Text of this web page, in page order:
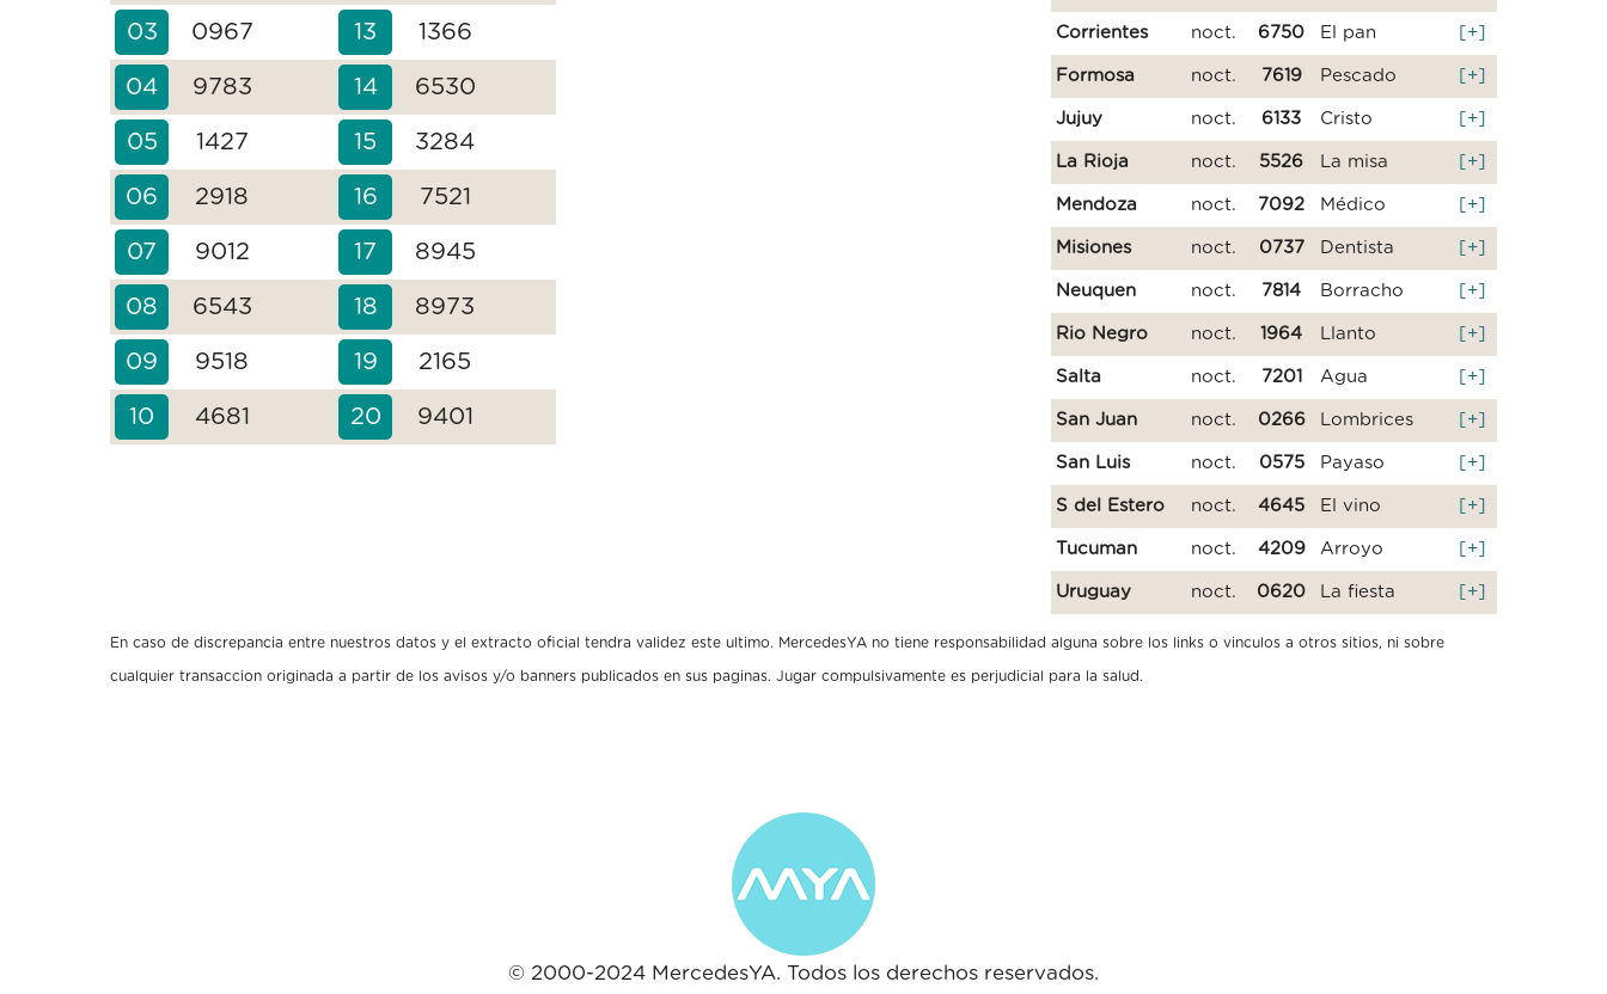
03 0967 13 1366
04 9783 14 6530
05 1427 15 3284
06 2918 16 7521
07 9012 17 8945
08 6543 18 8973
09 9518 19 2165
10 4681 20 9401
Corrientes noct. 6750 El pan [+]
Formosa noct. 7619 Pescado [+]
Jujuy noct. 6133 Cristo [+]
La Rioja noct. 5526 La misa [+]
Mendoza noct. 7092 Médico [+]
Misiones noct. 0737 Dentista [+]
Neuquen noct. 7814 Borracho [+]
Rio Negro noct. 1964 Llanto [+]
Salta noct. 7201 Agua [+]
San Juan noct. 0266 Lombrices [+]
San Luis noct. 0575 Payaso [+]
S del Estero noct. 4645 El vino [+]
Tucuman noct. 4209 Arroyo [+]
Uruguay noct. 0620 La fiesta [+]
En caso de discrepancia entre nuestros datos y el extracto oficial tendra validez este ultimo. MercedesYA no tiene responsabilidad alguna sobre los links o vinculos a otros sitios, ni sobre
cualquier transaccion originada a partir de los avisos y/o banners publicados en sus paginas. Jugar compulsivamente es perjudicial para la salud.
© 2000-2024 MercedesYA. Todos los derechos reservados.